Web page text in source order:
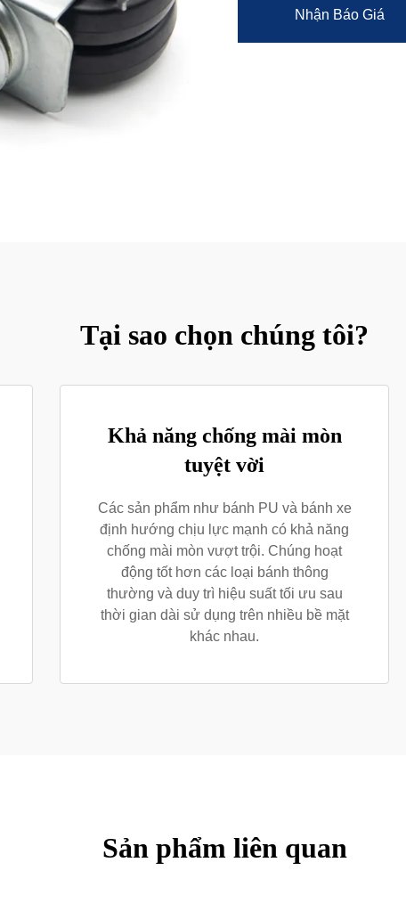
Nhận Báo Giá
Tại sao chọn chúng tôi?
Khả năng chống mài mòn
tuyệt vời
Các sản phẩm như bánh PU và bánh xe
định hướng chịu lực mạnh có khả năng
chống mài mòn vượt trội. Chúng hoạt
động tốt hơn các loại bánh thông
thường và duy trì hiệu suất tối ưu sau
thời gian dài sử dụng trên nhiều bề mặt
khác nhau.
Sản phẩm liên quan